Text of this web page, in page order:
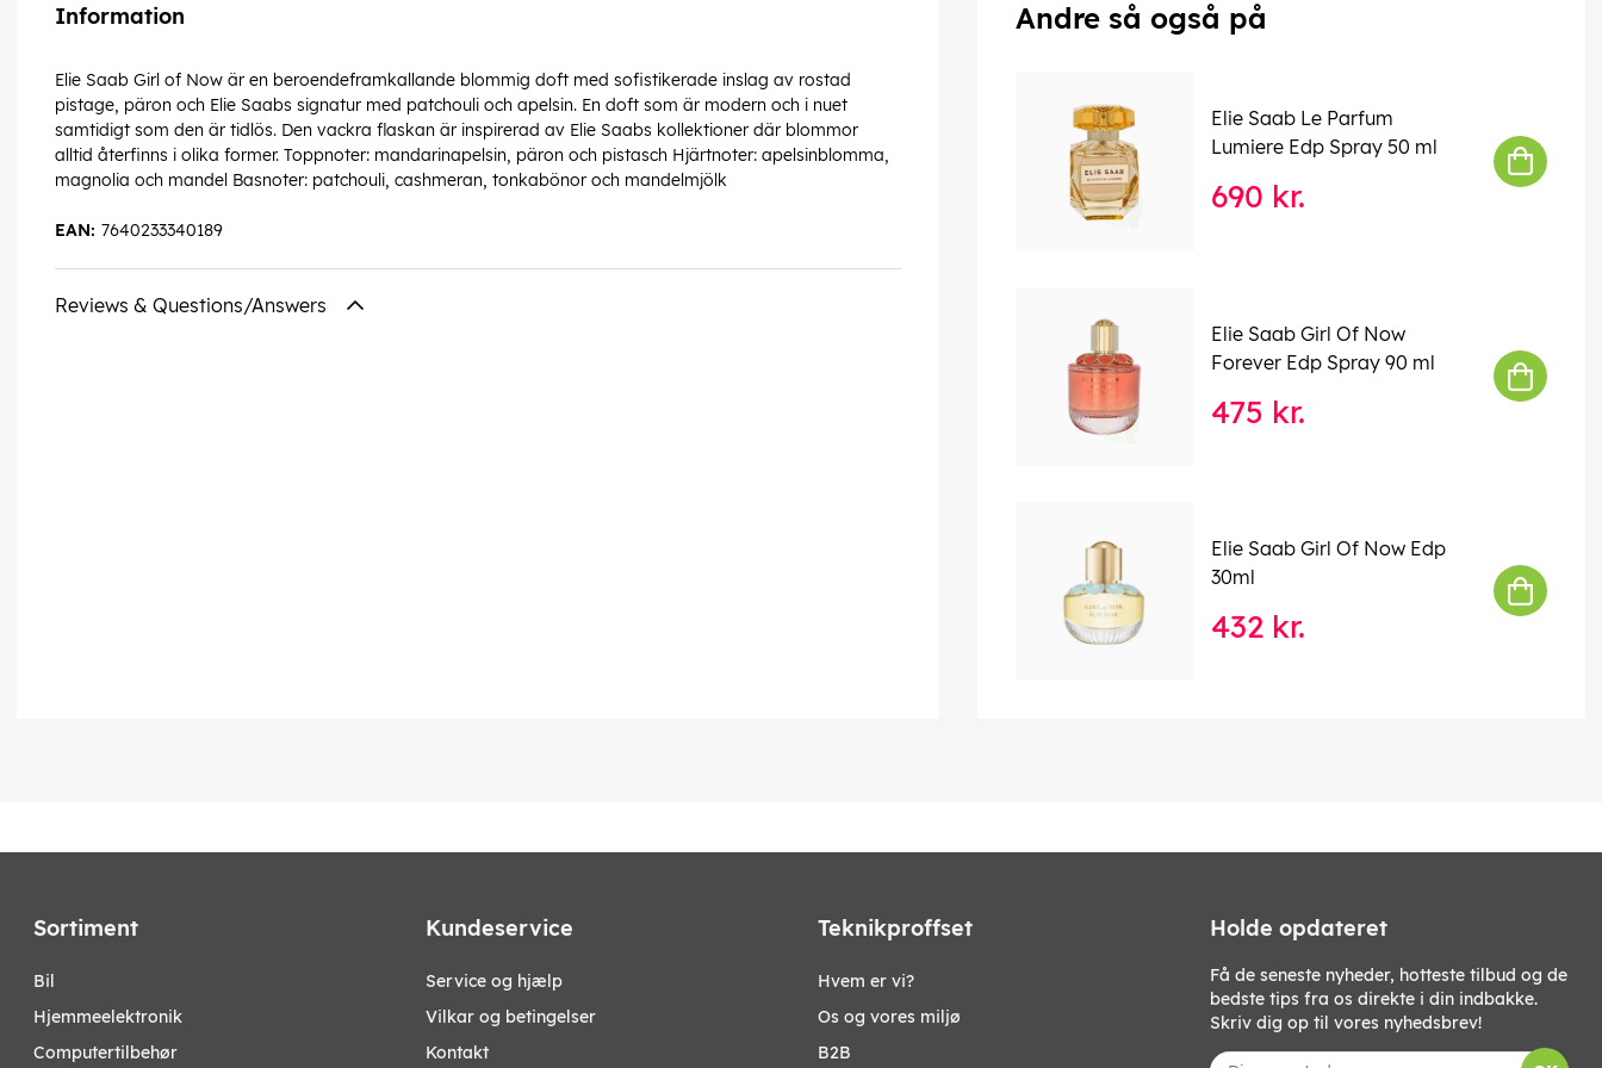
Information
Elie Saab Girl of Now är en beroendeframkallande blommig doft med sofistikerade inslag av rostad
pistage, päron och Elie Saabs signatur med patchouli och apelsin. En doft som är modern och i nuet
samtidigt som den är tidlös. Den vackra flaskan är inspirerad av Elie Saabs kollektioner där blommor
alltid återfinns i olika former. Toppnoter: mandarinapelsin, päron och pistasch Hjärtnoter: apelsinblomma,
magnolia och mandel Basnoter: patchouli, cashmeran, tonkabönor och mandelmjölk
7640233340189
EAN:
Reviews & Questions/Answers
Andre så også på
Elie Saab Le Parfum
Lumiere Edp Spray 50 ml
690 kr.
Elie Saab Girl Of Now
Forever Edp Spray 90 ml
475 kr.
Elie Saab Girl Of Now Edp
30ml
432 kr.
Sortiment
bil
hjemmeelektronik
computertilbehør
Kundeservice
Service og hjælp
Vilkar og betingelser
Kontakt
Teknikproffset
Hvem er vi?
Os og vores miljø
B2B
Holde opdateret
Få de seneste nyheder, hotteste tilbud og de
bedste tips fra os direkte i din indbakke.
Skriv dig op til vores nyhedsbrev!